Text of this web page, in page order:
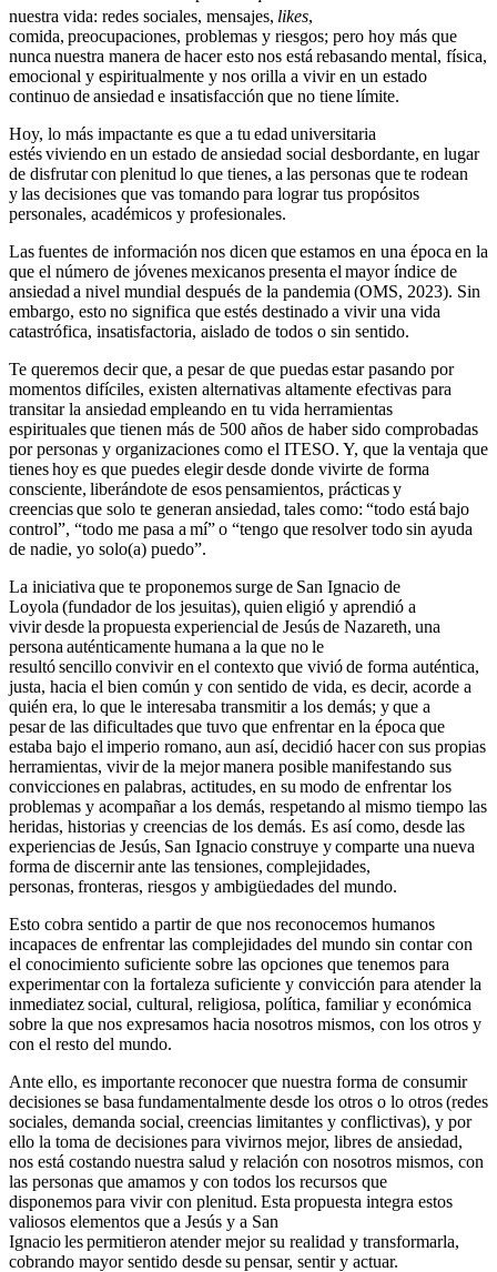
nuestra vida: redes sociales, mensajes, likes,
comida, preocupaciones, problemas y riesgos; pero hoy más que
nunca nuestra manera de hacer esto nos está rebasando mental, física,
emocional y espiritualmente y nos orilla a vivir en un estado
continuo de ansiedad e insatisfacción que no tiene límite.
Hoy, lo más impactante es que a tu edad universitaria
estés viviendo en un estado de ansiedad social desbordante, en lugar
de disfrutar con plenitud lo que tienes, a las personas que te rodean
y las decisiones que vas tomando para lograr tus propósitos
personales, académicos y profesionales.
Las fuentes de información nos dicen que estamos en una época en la
que el número de jóvenes mexicanos presenta el mayor índice de
ansiedad a nivel mundial después de la pandemia (OMS, 2023). Sin
embargo, esto no significa que estés destinado a vivir una vida
catastrófica, insatisfactoria, aislado de todos o sin sentido.
Te queremos decir que, a pesar de que puedas estar pasando por
momentos difíciles, existen alternativas altamente efectivas para
transitar la ansiedad empleando en tu vida herramientas
espirituales que tienen más de 500 años de haber sido comprobadas
por personas y organizaciones como el ITESO. Y, que la ventaja que
tienes hoy es que puedes elegir desde donde vivirte de forma
consciente, liberándote de esos pensamientos, prácticas y
creencias que solo te generan ansiedad, tales como: “todo está bajo
control”, “todo me pasa a mí” o “tengo que resolver todo sin ayuda
de nadie, yo solo(a) puedo”.
La iniciativa que te proponemos surge de San Ignacio de
Loyola (fundador de los jesuitas), quien eligió y aprendió a
vivir desde la propuesta experiencial de Jesús de Nazareth, una
persona auténticamente humana a la que no le
resultó sencillo convivir en el contexto que vivió de forma auténtica,
justa, hacia el bien común y con sentido de vida, es decir, acorde a
quién era, lo que le interesaba transmitir a los demás; y que a
pesar de las dificultades que tuvo que enfrentar en la época que
estaba bajo el imperio romano, aun así, decidió hacer con sus propias
herramientas, vivir de la mejor manera posible manifestando sus
convicciones en palabras, actitudes, en su modo de enfrentar los
problemas y acompañar a los demás, respetando al mismo tiempo las
heridas, historias y creencias de los demás. Es así como, desde las
experiencias de Jesús, San Ignacio construye y comparte una nueva
forma de discernir ante las tensiones, complejidades,
personas, fronteras, riesgos y ambigüedades del mundo.
Esto cobra sentido a partir de que nos reconocemos humanos
incapaces de enfrentar las complejidades del mundo sin contar con
el conocimiento suficiente sobre las opciones que tenemos para
experimentar con la fortaleza suficiente y convicción para atender la
inmediatez social, cultural, religiosa, política, familiar y económica
sobre la que nos expresamos hacia nosotros mismos, con los otros y
con el resto del mundo.
Ante ello, es importante reconocer que nuestra forma de consumir
decisiones se basa fundamentalmente desde los otros o lo otros (redes
sociales, demanda social, creencias limitantes y conflictivas), y por
ello la toma de decisiones para vivirnos mejor, libres de ansiedad,
nos está costando nuestra salud y relación con nosotros mismos, con
las personas que amamos y con todos los recursos que
disponemos para vivir con plenitud. Esta propuesta integra estos
valiosos elementos que a Jesús y a San
Ignacio les permitieron atender mejor su realidad y transformarla,
cobrando mayor sentido desde su pensar, sentir y actuar.